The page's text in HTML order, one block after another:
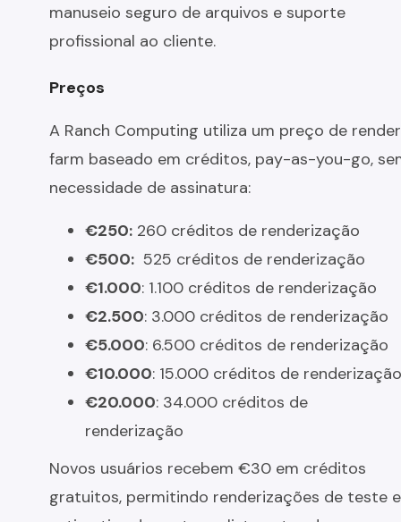
manuseio seguro de arquivos e suporte
profissional ao cliente.
Preços
A Ranch Computing utiliza um preço de render
farm baseado em créditos, pay-as-you-go,
necessidade de assinatura:
€250: 260 créditos de renderização
€500: 525 créditos de renderização
€1.000: 1.100 créditos de renderização
€2.500: 3.000 créditos de renderização
€5.000: 6.500 créditos de renderização
€10.000: 15.000 créditos de renderização
€20.000: 34.000 créditos de
renderização
Novos usuários recebem €30 em créditos
gratuitos, permitindo renderizações de teste e